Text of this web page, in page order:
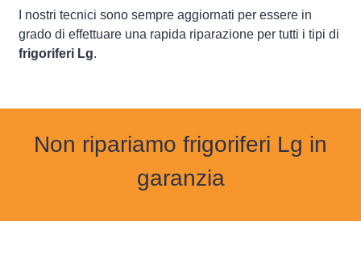
I nostri tecnici sono sempre aggiornati per essere in
grado di effettuare una rapida riparazione per tutti i tipi di
frigoriferi Lg.
Non ripariamo frigoriferi Lg in
garanzia